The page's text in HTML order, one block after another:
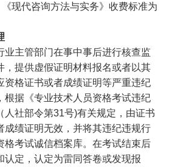
现代咨询方法与实务》收费标准为
主管部门在事中事后进行核查监
，提供虚假证明材料报名或者以其
资格证书或者成绩证明等严重违纪
根据《专业技术人员资格考试违纪
人社部令第31号)有关规定，由证书
成绩证明无效，并将其违纪违规行
格考试诚信档案库。在考试结束后
认定，认定为雷同答卷或发现报